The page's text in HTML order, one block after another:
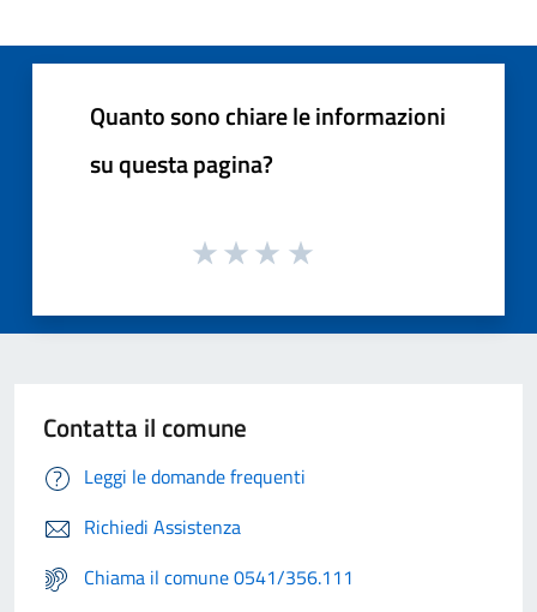
Quanto sono chiare le informazioni
su questa pagina?
Contatta il comune
Leggi le domande frequenti
Richiedi Assistenza
Chiama il comune 0541/356.111